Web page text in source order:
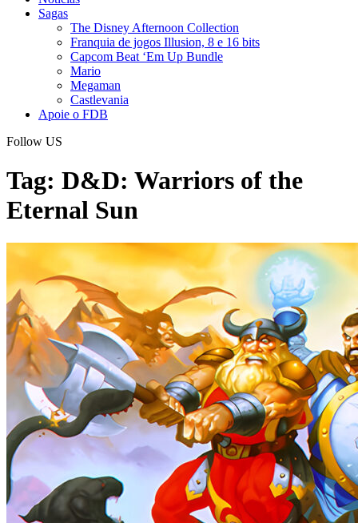
Sagas
The Disney Afternoon Collection
Franquia de jogos Illusion, 8 e 16 bits
Capcom Beat ‘Em Up Bundle
Mario
Megaman
Castlevania
Apoie o FDB
Follow US
Tag: D&D: Warriors of the
Eternal Sun